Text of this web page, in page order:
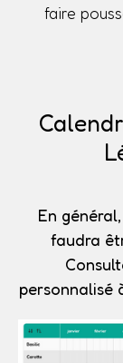
faire
En
faudra
personnalisé